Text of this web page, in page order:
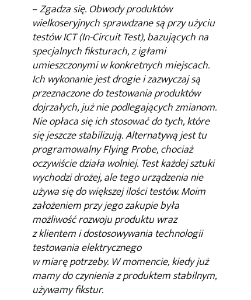
–Zgadza się. Obwody produktów
wielkoseryjnych sprawdzane są przy użyciu
testów ICT (In-Circuit Test), bazujących na
specjalnych fiksturach, z igłami
umieszczonymi w konkretnych miejscach.
Ich wykonanie jest drogie i zazwyczaj są
przeznaczone do testowania produktów
dojrzałych, już nie podlegających zmianom.
Nie opłaca się ich stosować do tych, które
się jeszcze stabilizują. Alternatywą jest tu
programowalny Flying Probe, chociaż
oczywiście działa wolniej. Test każdej sztuki
wychodzi drożej, ale tego urządzenia nie
używa się do większej ilości testów. Moim
założeniem przy jego zakupie była
możliwość rozwoju produktu wraz
z klientem i dostosowywania technologii
testowania elektrycznego
w miarę potrzeby. W momencie, kiedy już
mamy do czynienia z produktem stabilnym,
używamy fikstur.